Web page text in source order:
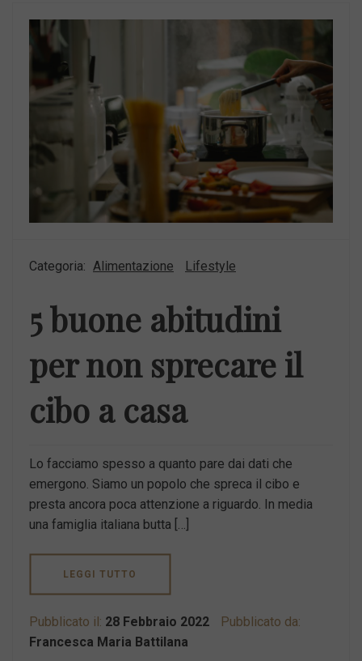
Categoria: Alimentazione Lifestyle
5 buone abitudini
per non sprecare il
cibo a casa
Lo facciamo spesso a quanto pare dai dati che
emergono. Siamo un popolo che spreca il cibo e
presta ancora poca attenzione a riguardo. In media
una famiglia italiana butta […]
LEGGI TUTTO
Pubblicato il: 28 Febbraio 2022
Pubblicato da:
Francesca Maria Battilana